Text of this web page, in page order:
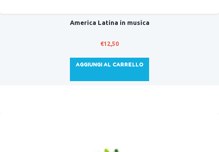
America Latina in musica
€12,50
AGGIUNGI AL CARRELLO